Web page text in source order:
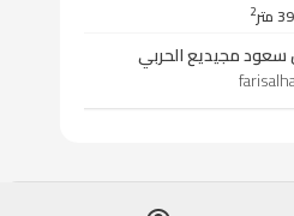
2
مجيديع الحربي